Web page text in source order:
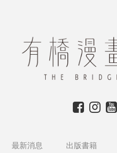
最新消息 出版書籍